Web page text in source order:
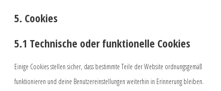
5. Cookies
5.1 Technische oder funktionelle Cookies
Einige Cookies stellen sicher, dass bestimmte Teile der Website ordnungsgemäß
funktionieren und deine Benutzereinstellungen weiterhin in Erinnerung bleiben.